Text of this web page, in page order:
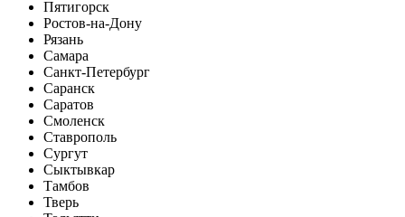
Пятигорск
Ростов-на-Дону
Рязань
Самара
Санкт-Петербург
Саранск
Саратов
Смоленск
Ставрополь
Сургут
Сыктывкар
Тамбов
Тверь